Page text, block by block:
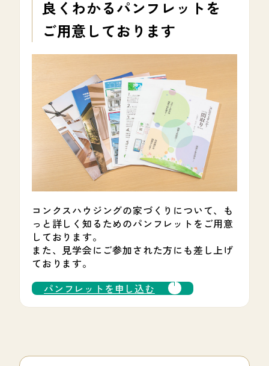
良くわかるパンフレットを
ご用意しております
コンクスハウジングの家づくりについて、も
っと詳しく知るためのパンフレットをご用意
しております。
また、見学会にご参加された方にも差し上げ
ております。
パンフレットを申し込む